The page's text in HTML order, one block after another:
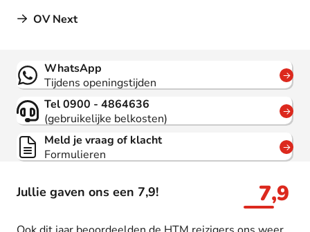
OV Next
Jullie gaven ons een 7,9! 7,9
Contact
WhatsApp
Tijdens openingstijden
Tel 0900 - 4864636
(gebruikelijke belkosten)
Meld je vraag of klacht
Formulieren